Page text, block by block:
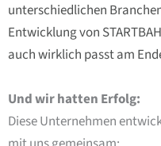
unterschiedlichen
Entwicklung von
auch wirklich passt am
Und wir hatten Erfolg:
Diese Unternehmen